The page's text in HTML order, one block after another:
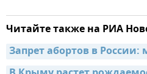
Читайте также на РИА
Запрет абортов в